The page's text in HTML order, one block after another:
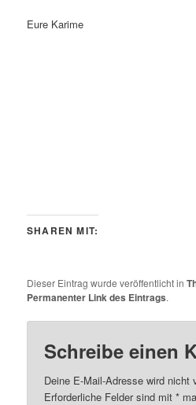
Eure Karime
SHAREN MIT:
Dieser Eintrag wurde veröffentlicht in
Permanenter Link des Eintrags.
Schreibe einen
Deine E-Mail-Adresse wird nicht
Erforderliche Felder sind mit*